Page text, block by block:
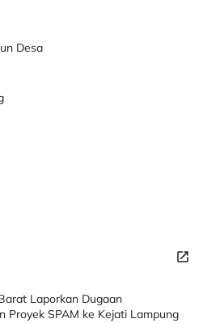
Desa
Laporkan Dugaan
Proyek SPAM ke Kejati Lampung